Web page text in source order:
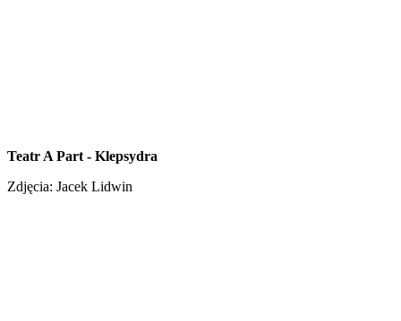
Teatr A Part - Klepsydra
Zdjęcia: Jacek Lidwin